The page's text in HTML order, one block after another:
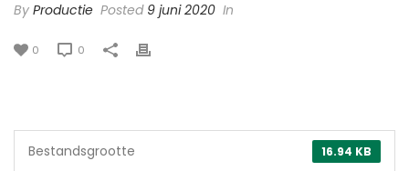
By Productie Posted 9 juni 2020 In
0 0
16.94 KB
Bestandsgrootte